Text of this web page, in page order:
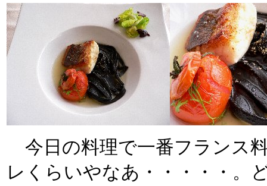
今日の料理で一番フランス
レくらいやなあ・・・・・。